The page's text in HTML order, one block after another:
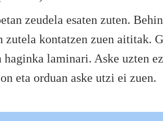
zeudela esaten zuten.
zutela kontatzen zuen aititak.
laminari. Aske uzten
eta orduan aske utzi ei zuen.